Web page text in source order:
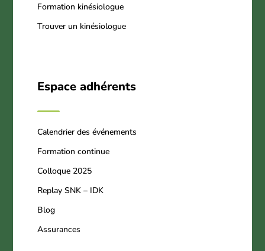
Formation kinésiologue
Trouver un kinésiologue
Espace adhérents
Calendrier des événements
Formation continue
Colloque 2025
Replay SNK – IDK
Blog
Assurances